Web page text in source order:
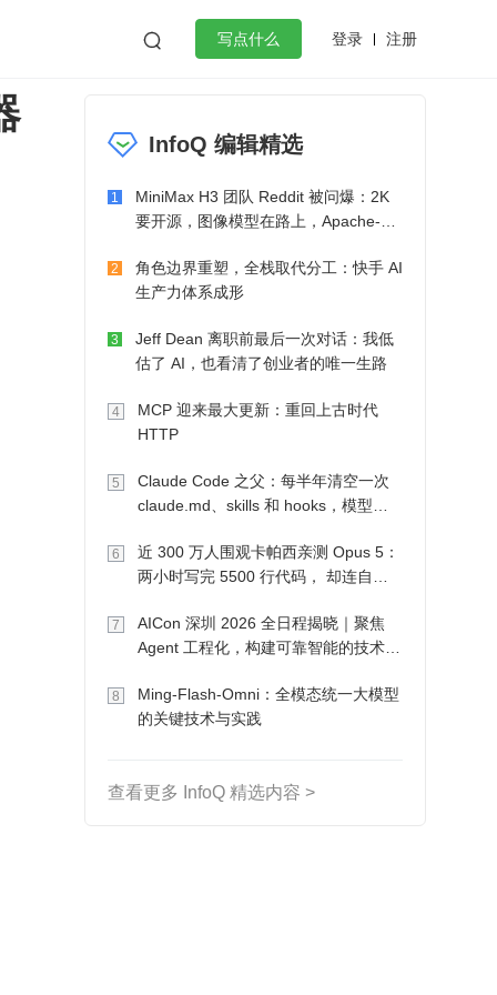
 写点什么 登录 注册
作
微服务架构 flutter
InfoQ 编辑精选
1
MiniMax H3 团队 Reddit 被问爆：2K
要开源，图像模型在路上，Apache-2.0
2
角色边界重塑，全栈取代分工：快手 AI
生产力体系成形
3
Jeff Dean 离职前最后一次对话：我低
估了 AI，也看清了创业者的唯一生路
4
MCP 迎来最大更新：重回上古时代
HTTP
5
Claude Code 之父：每半年清空一次
claude.md、skills 和 hooks，模型自
6
近 300 万人围观卡帕西亲测 Opus 5：
两小时写完 5500 行代码， 却连自己
7
AICon 深圳 2026 全日程揭晓｜聚焦
Agent 工程化，构建可靠智能的技术路
8
Ming-Flash-Omni：全模态统一大模型
的关键技术与实践
查看更多 InfoQ 精选内容 >